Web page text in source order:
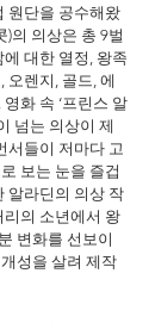
원단을 공수해왔
)의 의상은 총 9벌
대한 열정, 왕족
오렌지, 골드, 에
화 속 ‘프린스 알
넘는 의상이 제
서들이 저마다 고
보는 눈을 즐겁
알라딘의 의상 작
리의 소년에서 왕
변화를 선보이
성을 살려 제작